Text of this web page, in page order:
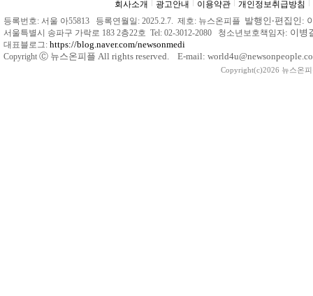
회사소개 광고안내 이용약관
개인정보취급방침
등록번호: 서울 아55813 등록연월일: 2025.2.7. 제호: 뉴스온피플 발행인 ‧편집인:
서울특별시 송파구 가락로 183 2층22호 Tel: 02-3012-2080 청소년보호책임자: 이
대표블로그: https://blog.naver.com/newsonmedi
Copyright Ⓒ 뉴스온피플 All rights reserved. E-mail:
Copyright(c)2026 뉴스온